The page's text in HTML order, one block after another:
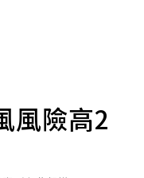
風險高2